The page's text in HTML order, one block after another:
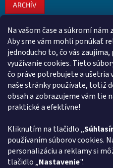
Na vašom čase a súkromí nám
Aby sme vám mohli ponúkať
jednoducho to, čo vás
využívanie cookies. Tieto
čo práve potrebujete a ušetria
naše stránky používate, totiž
obsah a zobrazujeme vám tie
praktické a efektívne!
Kliknutím na tlačidlo „
používaním súborov cookies.
personalizáciu a reklamy si
tlačidlo „Nastavenie".
ARCHÍV
Kontakt
obchod@ euroshopy.sk
0911 931 019
0911 931 019
Facebook Euroshopy
Prijímame online platby